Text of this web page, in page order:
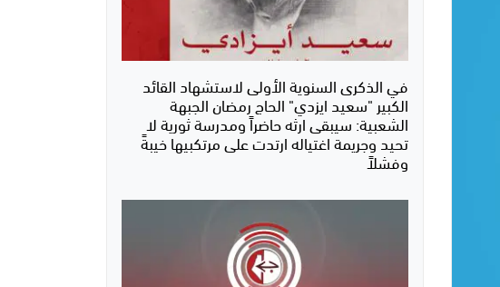
في الذكرى السنوية الأولى لاستشهاد القائد
الكبير "سعيد ايزدي" الحاج رمضان الجبهة
الشعبية: سيبقى ارثه حاضراً ومدرسة ثورية لا
تحيد وجريمة اغتياله ارتدت على مرتكبيها خيبةً
وفشلاً